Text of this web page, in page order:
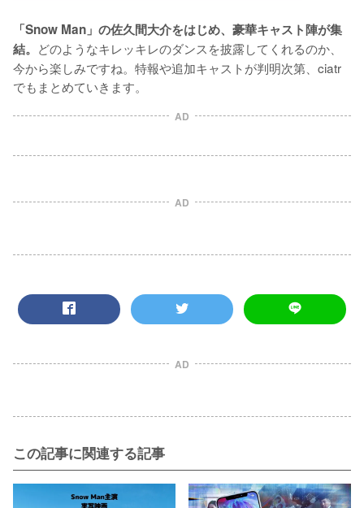
「Snow Man」の佐久間大介をはじめ、豪華キャスト陣が集
結。 どのようなキレッキレのダンスを披露してくれるのか、
今から楽しみですね。特報や追加キャストが判明次第、ciatr
でもまとめていきます。
AD
AD
AD
この記事に関連する記事